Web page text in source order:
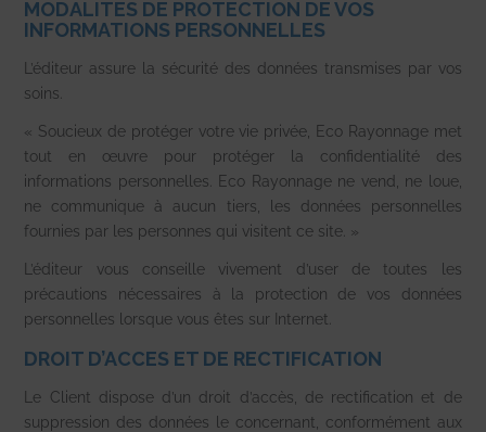
MODALITES DE PROTECTION DE VOS
INFORMATIONS PERSONNELLES
L’éditeur assure la sécurité des données transmises par vos
soins.
« Soucieux de protéger votre vie privée, Eco Rayonnage met
tout en œuvre pour protéger la confidentialité des
informations personnelles. Eco Rayonnage ne vend, ne loue,
ne communique à aucun tiers, les données personnelles
fournies par les personnes qui visitent ce site. »
L’éditeur vous conseille vivement d’user de toutes les
précautions nécessaires à la protection de vos données
personnelles lorsque vous êtes sur Internet.
DROIT D’ACCES ET DE RECTIFICATION
Le Client dispose d’un droit d’accès, de rectification et de
suppression des données le concernant, conformément aux